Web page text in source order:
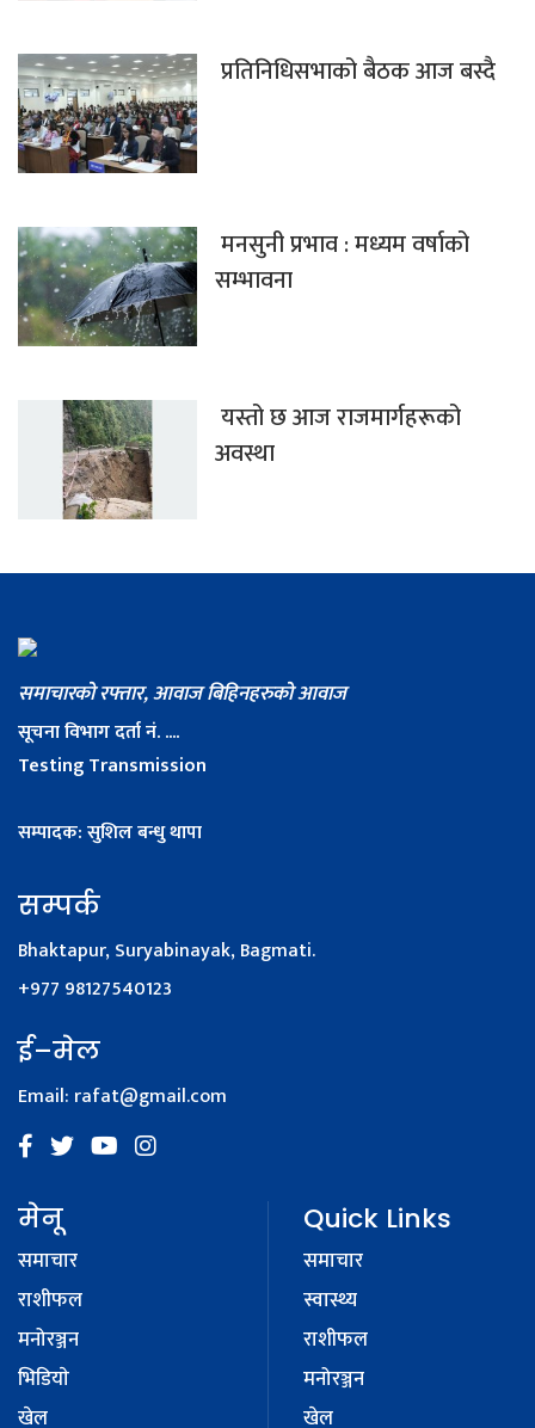
प्रतिनिधिसभाको बैठक आज बस्दै
मनसुनी प्रभाव : मध्यम वर्षाको
सम्भावना
यस्तो छ आज राजमार्गहरूको
अवस्था
समाचारको रफ्तार, आवाज बिहिनहरुको आवाज
सूचना विभाग दर्ता नं. ....
Testing Transmission
सम्पादक: सुशिल बन्धु थापा
सम्पर्क
Bhaktapur, Suryabinayak, Bagmati.
+977 98127540123
ई–मेल
Email: rafat@gmail.com
मेनू
समाचार
राशीफल
मनोरञ्जन
भिडियाे
खेल
Quick Links
समाचार
स्वास्थ्य
राशीफल
मनोरञ्जन
खेल